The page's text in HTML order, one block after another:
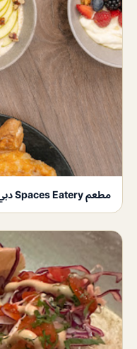
مطعم Spaces Eatery دبي (الاسعار + المنيو + الموقع)